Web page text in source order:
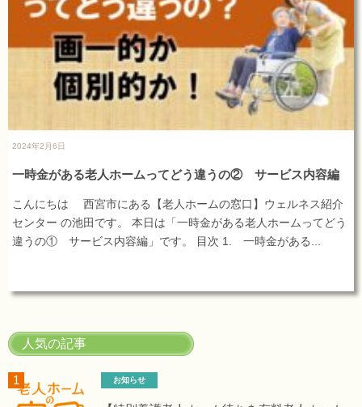
2024年2月6日
一時金がある老人ホームってどう違うの② サービス内容編
こんにちは 西宮市にある【老人ホームの窓口】ウェルネス紹介
センター の池田です。 本日は「一時金がある老人ホームってどう
違うの① サービス内容編」です。 目次 1. 一時金がある...
人気の記事
お知らせ